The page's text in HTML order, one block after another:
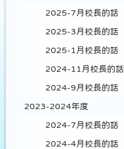
2025-7月校長的話
2025-3月校長的話
2025-1月校長的話
2024-11月校長的話
2024-9月校長的話
2023-2024年度
2024-7月校長的話
2024-4月校長的話